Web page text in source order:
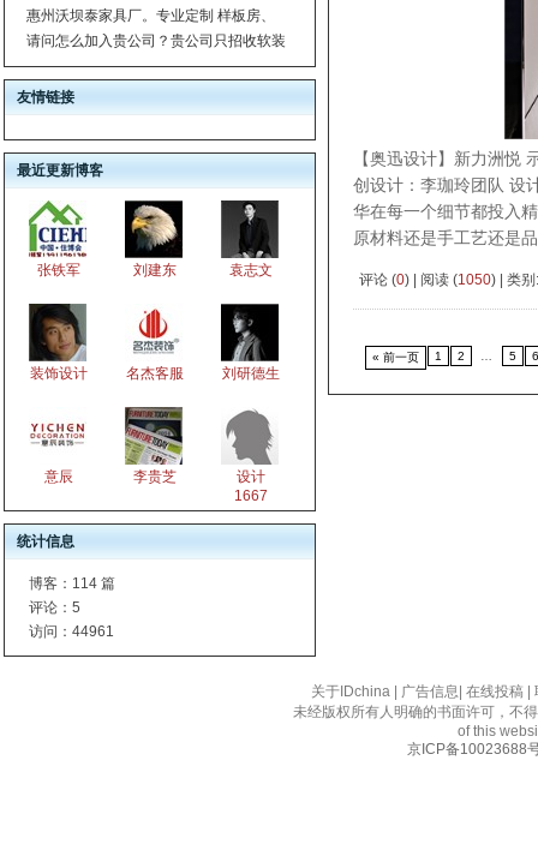
惠州沃坝泰家具厂。专业定制 样板房、
请问怎么加入贵公司？贵公司只招收软装
友情链接
最近更新博客
张铁军 刘建东 袁志文
装饰设计 名杰客服 刘研德生
意辰 李贵芝
设计
1667
统计信息
博客： 114 篇
评论： 5
访问： 44961
【奥迅设计】新力洲悦
创设计：李珈玲团队 设
华在每一个细节都投入
原材料还是手工艺还是
评论 (0) | 阅读 (1050) | 类别:
« 前一页 1 2 5 6
关于IDchina 广告信息 在线投稿
未经版权所有人明确的书面许可，不
of this
京ICP备10023688